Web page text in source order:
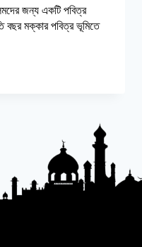
জন্য একটি পবিত্র
বছর মক্কার পবিত্র ভূমিতে